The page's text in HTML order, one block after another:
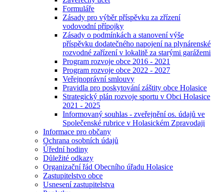
Formuláře
Zásady pro výběr příspěvku za zřízení
vodovodní přípojky
Zásady o podmínkách a stanovení výše
příspěvku dodatečného napojení na plynárenské
rozvodné zařízení v lokalitě za starými garážemi
Program rozvoje obce 2016 - 2021
Program rozvoje obce 2022 - 2027
Veřejnoprávní smlouvy
Pravidla pro poskytování záštity obce Holasice
Strategický plán rozvoje sportu v Obci Holasice
2021 - 2025
Informovaný souhlas - zveřejnění os. údajů ve
Společenské rubrice v Holasickém Zpravodaji
Informace pro občany
Ochrana osobních údajů
Úřední hodiny
Důležité odkazy
Organizační řád Obecního úřadu Holasice
Zastupitelstvo obce
Usnesení zastupitelstva